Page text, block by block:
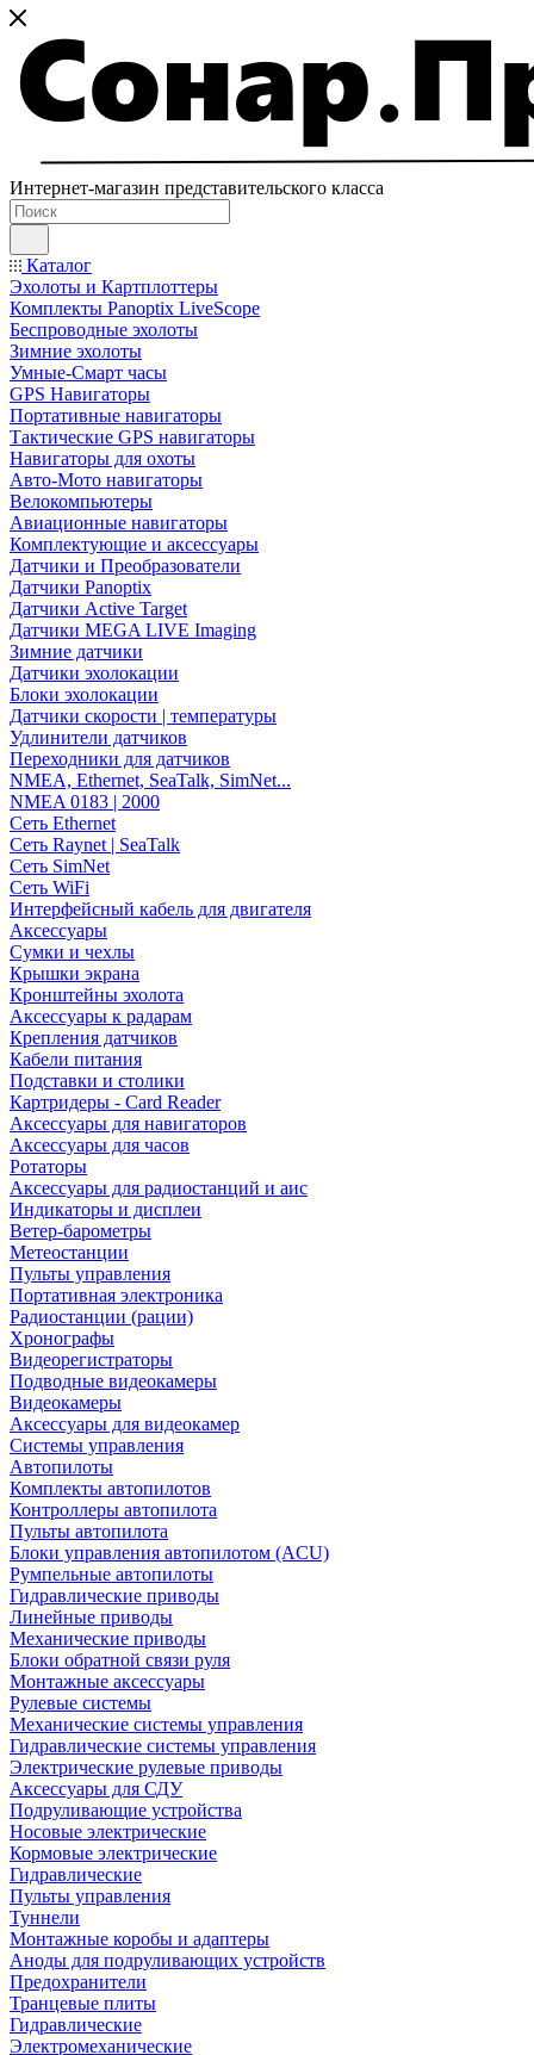
Интернет-магазин представительского класса
Каталог
Эхолоты и Картплоттеры
Комплекты Panoptix LiveScope
Беспроводные эхолоты
Зимние эхолоты
Умные-Смарт часы
GPS Навигаторы
Портативные навигаторы
Тактические GPS навигаторы
Навигаторы для охоты
Авто-Мото навигаторы
Велокомпьютеры
Авиационные навигаторы
Комплектующие и аксессуары
Датчики и Преобразователи
Датчики Panoptix
Датчики Active Target
Датчики MEGA LIVE Imaging
Зимние датчики
Датчики эхолокации
Блоки эхолокации
Датчики скорости | температуры
Удлинители датчиков
Переходники для датчиков
NMEA, Ethernet, SeaTalk, SimNet...
NMEA 0183 | 2000
Сеть Ethernet
Сеть Raynet | SeaTalk
Сеть SimNet
Сеть WiFi
Интерфейсный кабель для двигателя
Аксессуары
Сумки и чехлы
Крышки экрана
Кронштейны эхолота
Аксессуары к радарам
Крепления датчиков
Кабели питания
Подставки и столики
Картридеры - Card Reader
Аксессуары для навигаторов
Аксессуары для часов
Ротаторы
Аксессуары для радиостанций и аис
Индикаторы и дисплеи
Ветер-барометры
Метеостанции
Пульты управления
Портативная электроника
Радиостанции (рации)
Хронографы
Видеорегистраторы
Подводные видеокамеры
Видеокамеры
Аксессуары для видеокамер
Системы управления
Автопилоты
Комплекты автопилотов
Контроллеры автопилота
Пульты автопилота
Блоки управления автопилотом (ACU)
Румпельные автопилоты
Гидравлические приводы
Линейные приводы
Механические приводы
Блоки обратной связи руля
Монтажные аксессуары
Рулевые системы
Механические системы управления
Гидравлические системы управления
Электрические рулевые приводы
Аксессуары для СДУ
Подруливающие устройства
Носовые электрические
Кормовые электрические
Гидравлические
Пульты управления
Туннели
Монтажные коробы и адаптеры
Аноды для подруливающих устройств
Предохранители
Транцевые плиты
Гидравлические
Электромеханические